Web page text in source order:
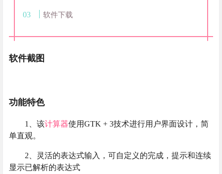
软件下载
软件截图
功能特色
1、该计算器使用GTK + 3技术进行用户界面设计，简
单直观。
2、灵活的表达式输入，可自定义的完成，提示和连续
显示已解析的表达式